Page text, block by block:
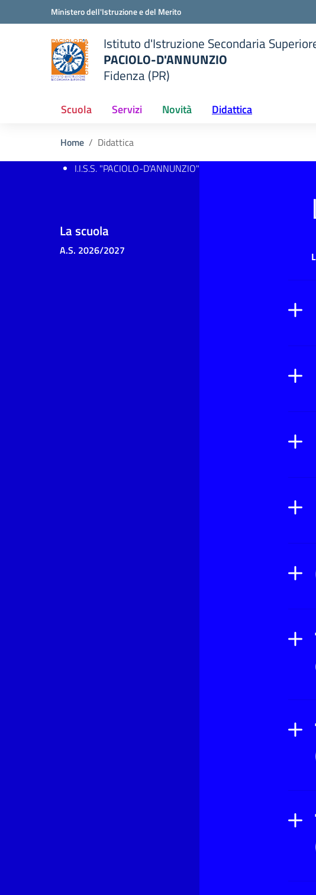
Vai ai contenuti
Vai al menu di navigazioneMinistero dell'Istruzione e del Merito
scuola
Istituto d'Istruzione Secondaria
PACIOLO-D'ANNUNZIO
Fidenza (PR)
Scuola Servizi Novità Didattica
Home Didattica
La scuola
A.S. 2026/2027
I.I.S.S. "PACIOLO-D'ANNUNZIO"